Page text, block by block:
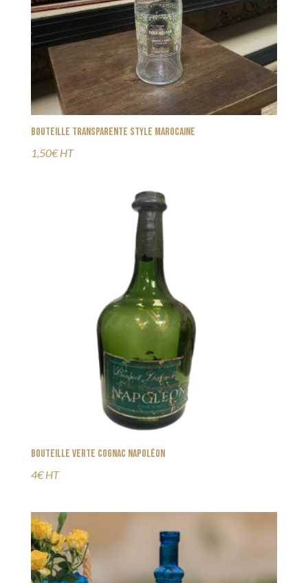
Bouteille transparente style marocaine
1,50€ HT
Bouteille verte Cognac Napoléon
4€ HT